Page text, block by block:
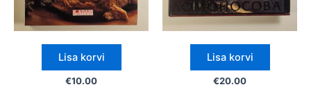
Lisa korvi
€10.00
Lisa korvi
€20.00